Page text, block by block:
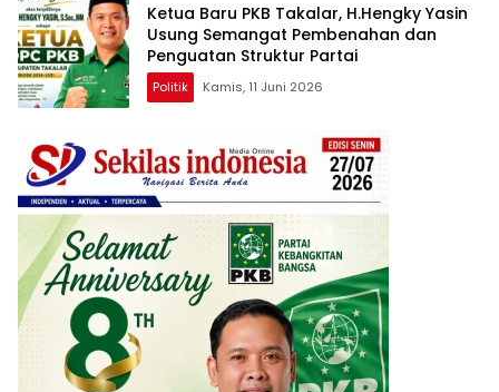
Ketua Baru PKB Takalar, H.Hengky Yasin
Usung Semangat Pembenahan dan
Penguatan Struktur Partai
Politik Kamis, 11 Juni 2026